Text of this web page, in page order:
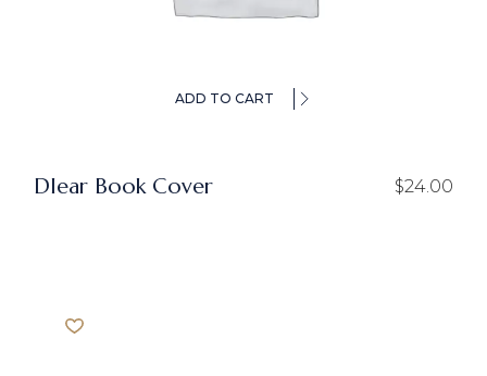
ADD TO CART
Dlear Book Cover $24.00